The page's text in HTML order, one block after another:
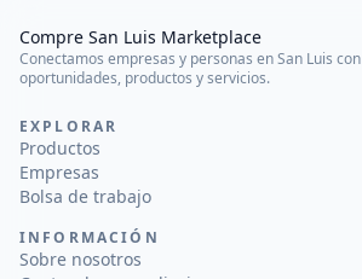
Compre San Luis Marketplace
Conectamos empresas y personas en San Luis con
oportunidades, productos y servicios.
EXPLORAR
Productos
Empresas
Bolsa de trabajo
INFORMACIÓN
Sobre nosotros